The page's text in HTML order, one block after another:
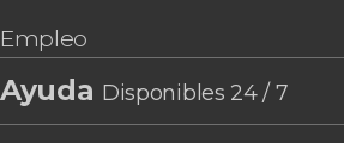
Empleo
Ayuda Disponibles 24 / 7